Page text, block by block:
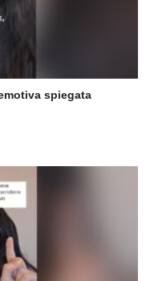
spiegata